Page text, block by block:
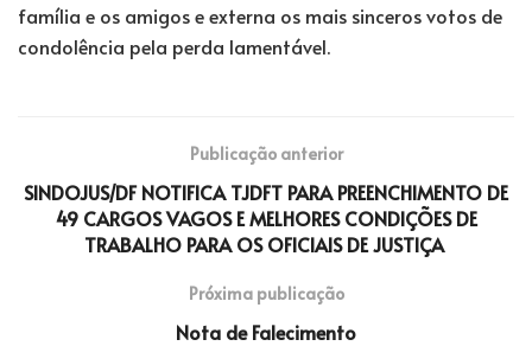
família e os amigos e externa os mais sinceros votos de
condolência pela perda lamentável.
Publicação anterior
SINDOJUS/DF NOTIFICA TJDFT PARA PREENCHIMENTO DE
49 CARGOS VAGOS E MELHORES CONDIÇÕES DE
TRABALHO PARA OS OFICIAIS DE JUSTIÇA
Próxima publicação
Nota de Falecimento